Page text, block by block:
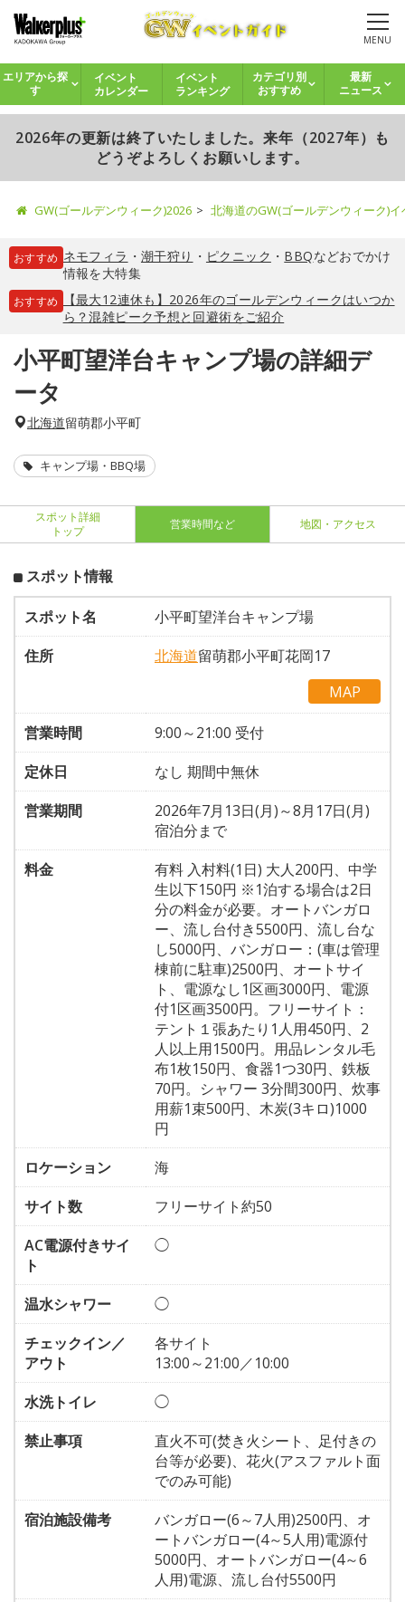
MENU
エリアから探
す
イベント
カレンダー
イベント
ランキング
カテゴリ別
おすすめ
最新
ニュース
2026年の更新は終了いたしました。来年（2027年）も
どうぞよろしくお願いします。
GW(ゴールデンウィーク)2026 北海道のGW(ゴールデンウィーク)
おすすめ ネモフィラ ・ 潮干狩り ・ ピクニック ・ BBQなどおでかけ
情報を大特集
おすすめ
【最大12連休も】2026年のゴールデンウィークはいつか
ら？混雑ピーク予想と回避術をご紹介
小平町望洋台キャンプ場の詳細デ
ータ
北海道留萌郡小平町
キャンプ場・BBQ場
スポット詳細
トップ
営業時間など 地図・アクセス
スポット情報
スポット名
小平町望洋台キャンプ場
住所
北海道留萌郡小平町花岡17
MAP
営業時間
9:00～21:00 受付
定休日
なし 期間中無休
営業期間
2026年7月13日(月)～8月17日(月)
宿泊分まで
料金
有料 入村料(1日) 大人200円、中学
生以下150円 ※1泊する場合は2日
分の料金が必要。オートバンガロ
ー、流し台付き5500円、流し台な
し5000円、バンガロー：(車は管理
棟前に駐車)2500円、オートサイ
ト、電源なし1区画3000円、電源
付1区画3500円。フリーサイト：
テント１張あたり1人用450円、2
人以上用1500円。用品レンタル毛
布1枚150円、食器1つ30円、鉄板
70円。シャワー 3分間300円、炊事
用薪1束500円、木炭(3キロ)1000
円
ロケーション
海
サイト数
フリーサイト約50
AC電源付きサイ
ト
◯
温水シャワー
◯
チェックイン／
アウト
各サイト
13:00～21:00／10:00
水洗トイレ
◯
禁止事項
直火不可(焚き火シート、足付きの
台等が必要)、花火(アスファルト面
でのみ可能)
宿泊施設備考
バンガロー(6～7人用)2500円、オ
ートバンガロー(4～5人用)電源付
5000円、オートバンガロー(4～6
人用)電源、流し台付5500円